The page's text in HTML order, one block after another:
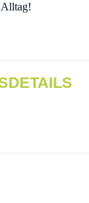
Alltag!